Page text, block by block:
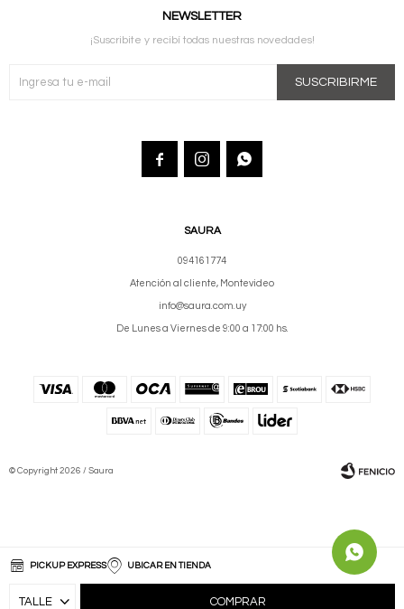
PICKUP EXPRESS UBICAR EN TIENDA
COMPRAR
SAURA
094161774
Atención al cliente, Montevideo
info@saura.com.uy
De Lunes a Viernes de 9:00 a 17:00 hs.
NEWSLETTER
¡Suscribite y recibí todas nuestras novedades!
SUSCRIBIRME
  
© Copyright 2026 / Saura